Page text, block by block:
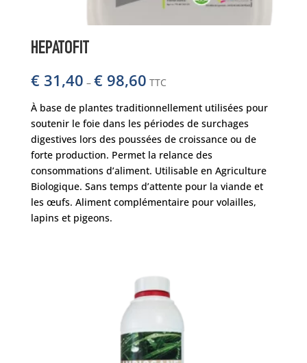
HEPATOFIT
€ 31,40 – € 98,60 TTC
À base de plantes traditionnellement utilisées pour
soutenir le foie dans les périodes de surchages
digestives lors des poussées de croissance ou de
forte production. Permet la relance des
consommations d’aliment. Utilisable en Agriculture
Biologique. Sans temps d’attente pour la viande et
les œufs. Aliment complémentaire pour volailles,
lapins et pigeons.